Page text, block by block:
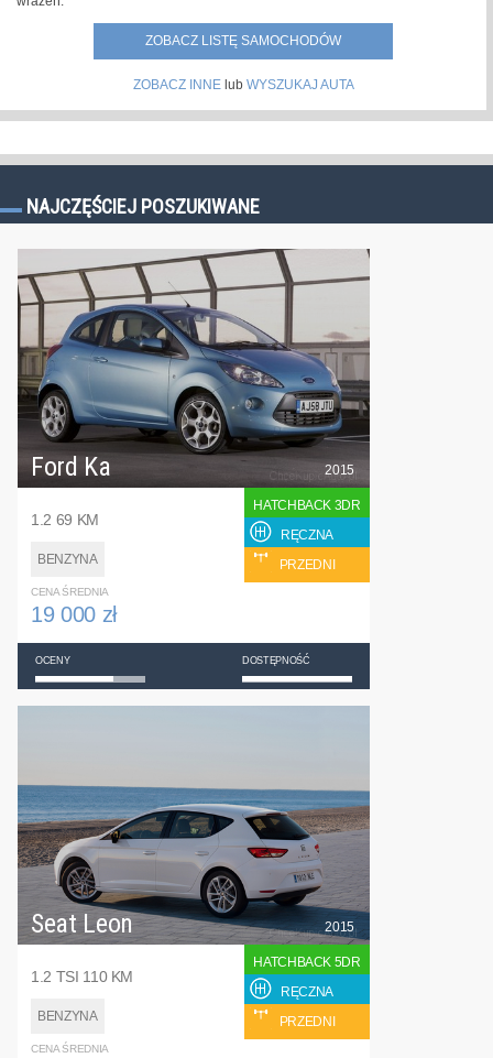
ZOBACZ LISTĘ SAMOCHODÓW
ZOBACZ INNElub WYSZUKAJ AUTA
NAJCZĘŚCIEJ POSZUKIWANE
Ford Ka
1.2 69 KM
BENZYNA
2015
HATCHBACK 3DR
RĘCZNA
PRZEDNI
CENA ŚREDNIA
19 000 zł
OCENY DOSTĘPNOŚĆ
Seat Leon
1.2 TSI 110 KM
BENZYNA
2015
HATCHBACK 5DR
RĘCZNA
PRZEDNI
CENA ŚREDNIA